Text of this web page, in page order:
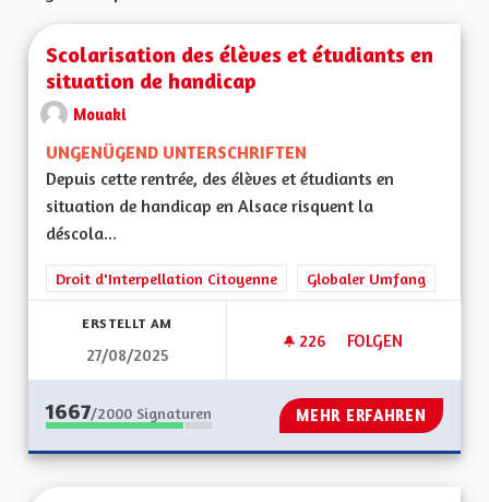
Scolarisation des élèves et étudiants en
situation de handicap
Mouaki
UNGENÜGEND UNTERSCHRIFTEN
Depuis cette rentrée, des élèves et étudiants en
situation de handicap en Alsace risquent la
déscola...
Droit d'Interpellation Citoyenne Globaler Umfang
ERSTELLT AM
27/08/2025
226 226 FOLLOWER
FOLGEN
SCOLARISATION
1667/2000 Signaturen MEHR ERFAHREN